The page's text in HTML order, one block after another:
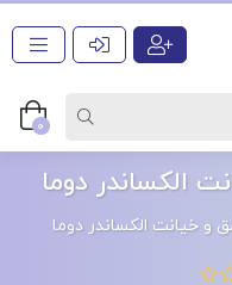
0
الکساندر دوما
و خیانت الکساندر دوما